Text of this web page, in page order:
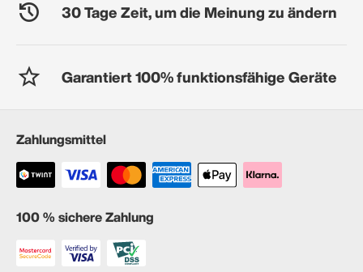
30 Tage Zeit, um die Meinung zu ändern
Garantiert 100% funktionsfähige Geräte
Zahlungsmittel
100 % sichere Zahlung